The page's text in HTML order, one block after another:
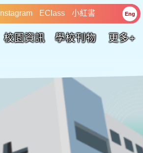
Instagram EClass 小紅書 Eng
校園資訊 學校刊物 更多+